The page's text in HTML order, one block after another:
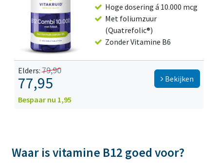
Hoge dosering á 10.000 mcg
Met foliumzuur
(Quatrefolic®)
Zonder Vitamine B6
Elders:79,90
77,95
Bespaar nu 1,95
Bekijken
Waar is vitamine B12 goed voor?